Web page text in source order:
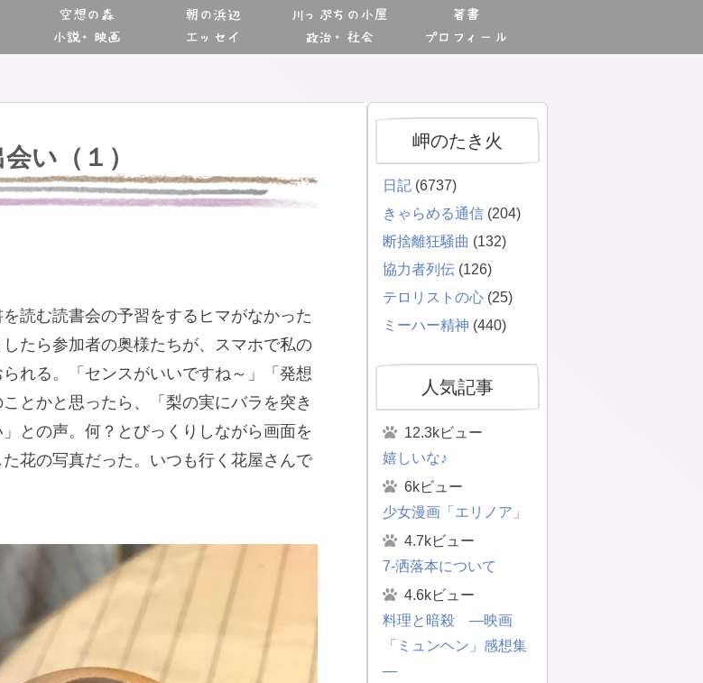
空想の森
小説・映画
朝の浜辺
エッセイ
川っぷちの小屋
政治・社会
著書
プロフィール
い（１）
読む読書会の予習をするヒマがなかった
たら参加者の奥様たちが、スマホで私の
れる。「センスがいいですね～」「発想
とかと思ったら、「梨の実にバラを突き
との声。何？とびっくりしながら画面を
花の写真だった。いつも行く花屋さんで
岬のたき火
日記 (6737)
きゃらめる通信 (204)
断捨離狂騒曲 (132)
協力者列伝 (126)
テロリストの心 (25)
ミーハー精神 (440)
人気記事
12.3kビュー
嬉しいな♪
6kビュー
少女漫画「エリノア」
4.7kビュー
7-洒落本について
4.6kビュー
料理と暗殺 ―映画
「ミュンヘン」感想集
―